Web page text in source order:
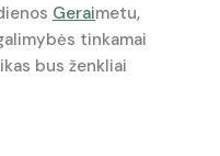
Geraimetu,
tinkamai
bus ženkliai